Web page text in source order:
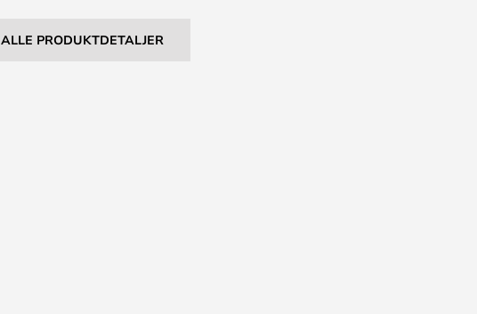
ALLE PRODUKTDETALJER